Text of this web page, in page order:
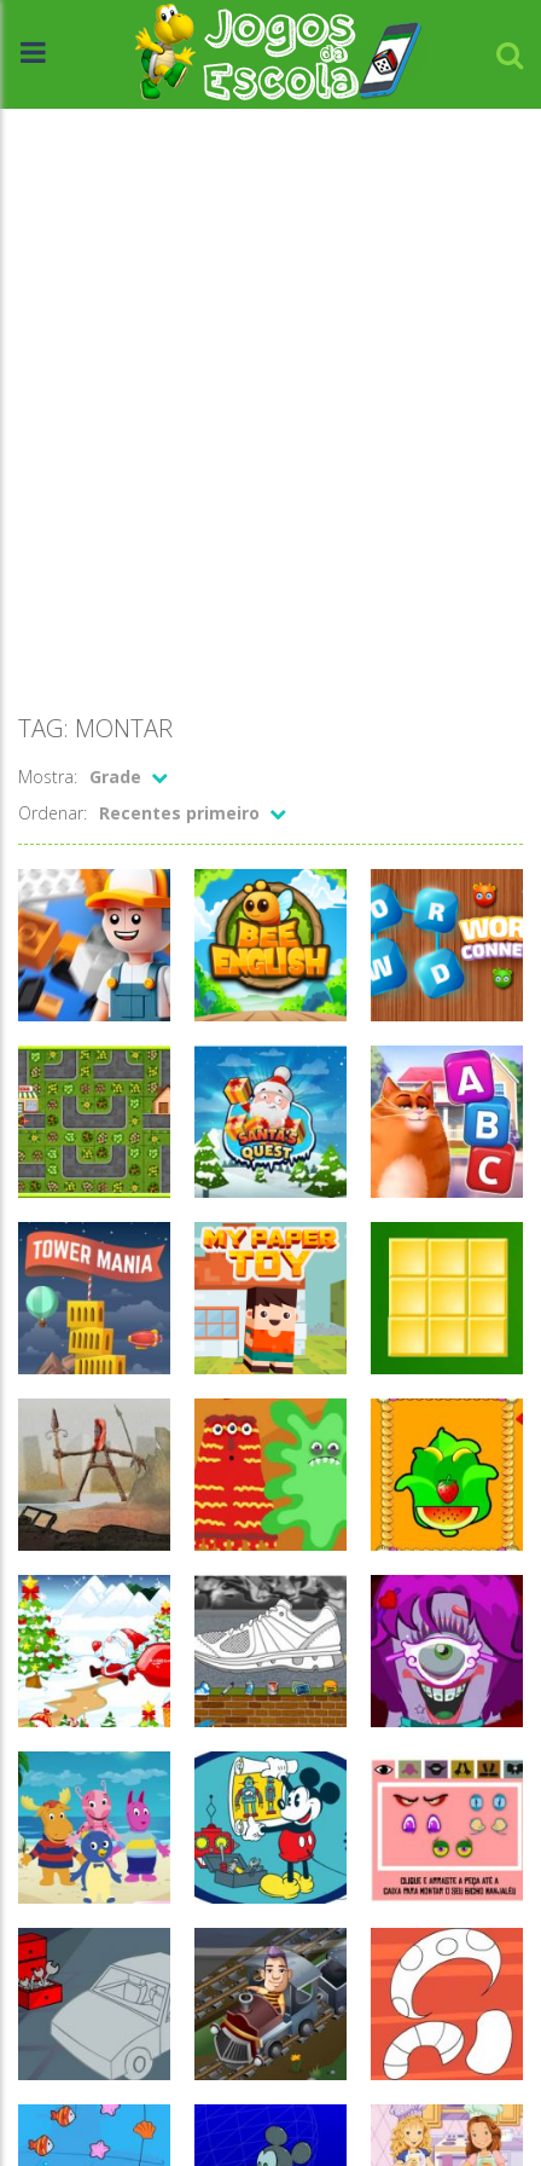
TAG: MONTAR
Mostra:
Grade
Ordenar:
Recentes primeiro
Associar e
Relacionar
Construction
Set 3D
Língua
Estrangeira
Bee English
Língua
Estrangeira
Word Connect
2021
Labirinto
Pizza Delivery
Puzzles
Raciocínio
Lógico
Santa’s Quest
Língua
Estrangeira
Kitty Scramble
(inglês)
Coordenação
Motora
Tower Mania
Passatempo
My paper toy
Raciocínio
Lógico
Monte o
quadrado
Escrita
Abc – I
Ciências
Monte uma
bactéria
Passatempo
Cara de fruta
Passatempo
Jogo do papai
noel
Passatempo
Tênis colorido
Passatempo
Monte um
monstro
Passatempo
Aventuras dos
Backardigans
Passatempo
Lab de robôs
do Mickey
Passatempo
Montar o
Manjaléu
Raciocínio